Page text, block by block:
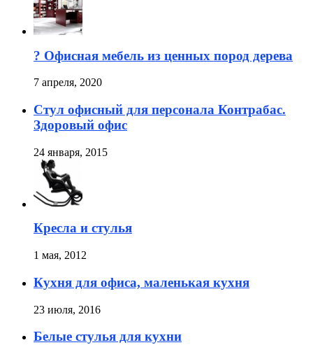
? Офисная мебель из ценных пород дерева
7 апреля, 2020
Стул офисный для персонала Контрабас.
Здоровый офис
24 января, 2015
Кресла и стулья
1 мая, 2012
Кухня для офиса, маленькая кухня
23 июля, 2016
Белые стулья для кухни